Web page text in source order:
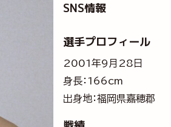
SNS情報
選手プロフィール
2001年9月28日
身長：166cm
出身地：福岡県嘉穂郡